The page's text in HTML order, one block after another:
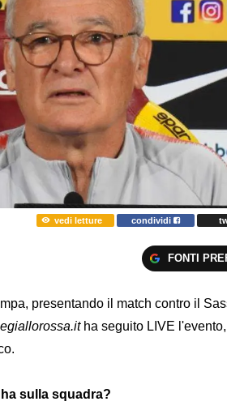
vedi letture condividi
FONTI
presentando il match contro il
ha seguito LIVE l'evento,
sulla squadra?